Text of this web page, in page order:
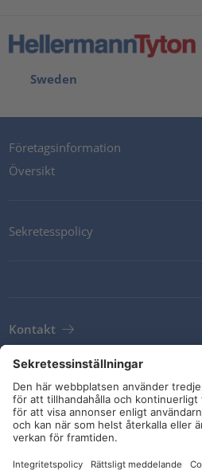
Sweden
Företagsinformation
Översikt
Sekretesspolicy
Kontakt
Leveransvillkor
Riktlinjer och åtaganden